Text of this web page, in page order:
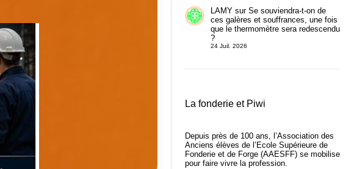
LAMYsur Se souviendra-t-on de
ces galères et souffrances, une fois
que le thermomètre sera redescendu
?
24 Juil. 2026
La fonderie et Piwi
Depuis près de 100 ans, l’Association des
Anciens élèves de l’Ecole Supérieure de
Fonderie et de Forge (AAESFF) se mobilise
pour faire vivre la profession.